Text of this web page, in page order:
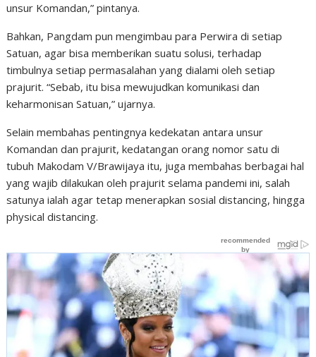
unsur Komandan,” pintanya.
Bahkan, Pangdam pun mengimbau para Perwira di setiap
Satuan, agar bisa memberikan suatu solusi, terhadap
timbulnya setiap permasalahan yang dialami oleh setiap
prajurit. “Sebab, itu bisa mewujudkan komunikasi dan
keharmonisan Satuan,” ujarnya.
Selain membahas pentingnya kedekatan antara unsur
Komandan dan prajurit, kedatangan orang nomor satu di
tubuh Makodam V/Brawijaya itu, juga membahas berbagai hal
yang wajib dilakukan oleh prajurit selama pandemi ini, salah
satunya ialah agar tetap menerapkan sosial distancing, hingga
physical distancing.